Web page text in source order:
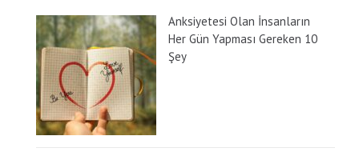
Anksiyetesi Olan İnsanların
Her Gün Yapması Gereken 10
Şey